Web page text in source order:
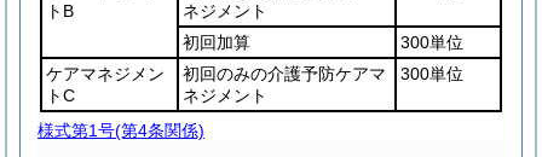
トB
ネジメント
初回加算
300単位
ケアマネジメン
トC
初回のみの介護予防ケアマ
ネジメント
300単位
様式第1号(第4条関係)